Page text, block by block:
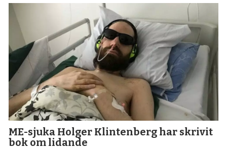
ME-sjuka Holger Klintenberg har skrivit
bok om lidande